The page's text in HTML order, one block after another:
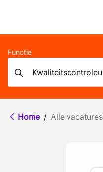
Functie
Home / Alle vacatures